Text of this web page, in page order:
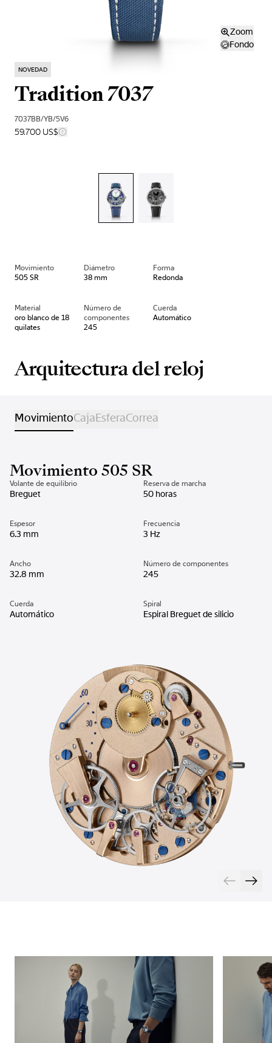
Zoom
Fondo
NOVEDAD
Tradition 7037
7037BB/YB/5V6
59.700 US$
Movimiento
505 SR
Diámetro
38 mm
Forma
Redonda
Material
oro blanco de 18
quilates
Número de
componentes
245
Cuerda
Automático
Arquitectura del reloj
MovimientoCajaEsferaCorrea
Movimiento 505 SR
Volante de equilibrio
Breguet
Reserva de marcha
50 horas
Espesor
6.3 mm
Frecuencia
3 Hz
Ancho
32.8 mm
Número de componentes
245
Cuerda
Automático
Spiral
Espiral Breguet de silicio